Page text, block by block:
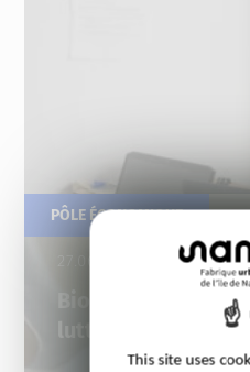
Bio Logbook
lutte contre la
PÔLE ÉCONOMIQUE
This site uses